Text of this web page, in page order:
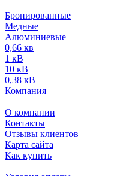
Бронированные
Медные
Алюминиевые
0,66 кв
1 кВ
10 кВ
0,38 кВ
Компания
О компании
Контакты
Отзывы клиентов
Карта сайта
Как купить